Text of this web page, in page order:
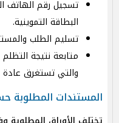
تسجيل رقم الهاتف
البطاقة التموينية.
تسليم الطلب
متابعة نتيجة
والتي تستغرق
المستندات